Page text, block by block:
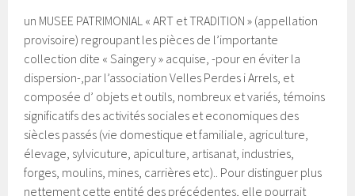
un MUSEE PATRIMONIAL « ART et TRADITION » (appellation
provisoire) regroupant les pièces de l’importante
collection dite « Saingery » acquise, -pour en éviter la
dispersion-,par l’association Velles Perdes i Arrels, et
composée d’ objets et outils, nombreux et variés, témoins
significatifs des activités sociales et economiques des
siècles passés (vie domestique et familiale, agriculture,
élevage, sylvicuture, apiculture, artisanat, industries,
forges, moulins, mines, carrières etc).. Pour distinguer plus
nettement cette entité des précédentes, elle pourrait